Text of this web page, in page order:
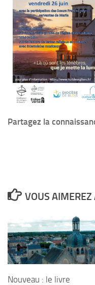
Partagez la
VOUS AIMEREZ
Nouveau : le livre